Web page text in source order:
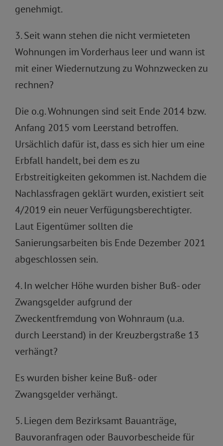
genehmigt.
3. Seit wann stehen die nicht vermieteten
Wohnungen im Vorderhaus leer und wann ist
mit einer Wiedernutzung zu Wohnzwecken zu
rechnen?
Die o.g. Wohnungen sind seit Ende 2014 bzw.
Anfang 2015 vom Leerstand betroffen.
Ursächlich dafür ist, dass es sich hier um eine
Erbfall handelt, bei dem es zu
Erbstreitigkeiten gekommen ist. Nachdem die
Nachlassfragen geklärt wurden, existiert seit
4/2019 ein neuer Verfügungsberechtigter.
Laut Eigentümer sollten die
Sanierungsarbeiten bis Ende Dezember 2021
abgeschlossen sein.
4. In welcher Höhe wurden bisher Buß- oder
Zwangsgelder aufgrund der
Zweckentfremdung von Wohnraum (u.a.
durch Leerstand) in der Kreuzbergstraße 13
verhängt?
Es wurden bisher keine Buß- oder
Zwangsgelder verhängt.
5. Liegen dem Bezirksamt Bauanträge,
Bauvoranfragen oder Bauvorbescheide für